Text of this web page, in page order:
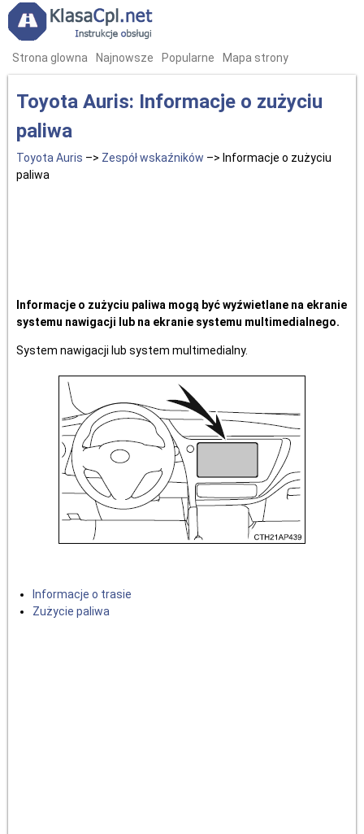
Strona glowna Najnowsze Popularne Mapa strony
Toyota Auris: Informacje o zużyciu
paliwa
Toyota Auris –> Zespół wskaźników –> Informacje o zużyciu
paliwa
Informacje o zużyciu paliwa mogą być wyźwietlane na ekranie
systemu nawigacji lub na ekranie systemu multimedialnego.
System nawigacji lub system multimedialny.
Informacje o trasie
Zużycie paliwa